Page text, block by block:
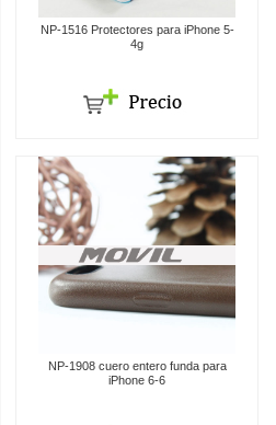
NP-1516 Protectores para iPhone 5-
4g
NP-1908 cuero entero funda para
iPhone 6-6